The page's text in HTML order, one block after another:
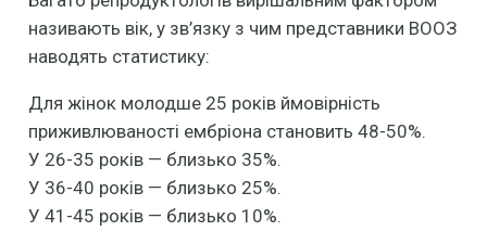
називають вік, у зв’язку з чим представники ВООЗ
наводять статистику:
Для жінок молодше 25 років ймовірність
приживлюваності ембріона становить 48-50%.
У 26-35 років — близько 35%.
У 36-40 років — близько 25%.
У 41-45 років — близько 10%.